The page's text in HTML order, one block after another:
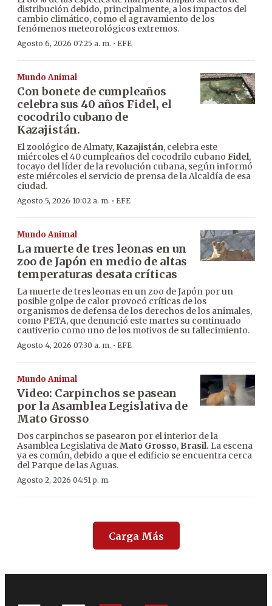
distribución debido, principalmente, a los impactos del
cambio climático, como el agravamiento de los
fenómenos meteorológicos extremos.
Agosto 6, 2026 07:25 a. m. · EFE
Mundo Animal
Con bonete de cumpleaños
celebra sus 40 años Fidel, el
cocodrilo cubano de
Kazajistán.
El zoológico de Almaty, Kazajistán, celebra este
miércoles el 40 cumpleaños del cocodrilo cubano Fidel,
tocayo del líder de la revolución cubana, según informó
este miércoles el servicio de prensa de la Alcaldía de esa
ciudad.
Agosto 5, 2026 10:02 a. m. · EFE
Mundo Animal
La muerte de tres leonas en un
zoo de Japón en medio de altas
temperaturas desata críticas
La muerte de tres leonas en un zoo de Japón por un
posible golpe de calor provocó críticas de los
organismos de defensa de los derechos de los animales,
como PETA, que denunció este martes su continuado
cautiverio como uno de los motivos de su fallecimiento.
Agosto 4, 2026 07:30 a. m. · EFE
Mundo Animal
Video: Carpinchos se pasean
por la Asamblea Legislativa de
Mato Grosso
Dos carpinchos se pasearon por el interior de la
Asamblea Legislativa deMato Grosso, Brasil. La escena
ya es común, debido a que el edificio se encuentra cerca
del Parque de las Aguas.
Agosto 2, 2026 04:51 p. m.
Carga Más